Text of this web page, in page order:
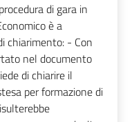
di gara in
è a
chiarimento: - Con
nel documento
di chiarire il
per formazione di